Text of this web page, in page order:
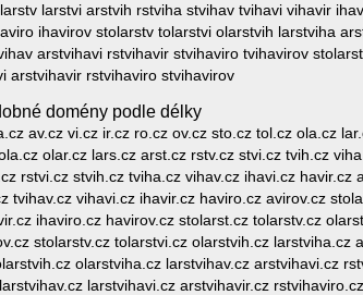
larstvi arstvih rstviha stvihav tvihavi vihavir
ihavirov stolarstv tolarstvi olarstvih larstviha
arstvihavi rstvihavir stvihaviro tvihavirov
arstvihavir rstvihaviro stvihavirov
domény podle délky
av.cz vi.cz ir.cz ro.cz ov.cz sto.cz tol.cz ola.cz
olar.cz lars.cz arst.cz rstv.cz stvi.cz tvih.cz
rstvi.cz stvih.cz tviha.cz vihav.cz ihavi.cz havir.cz
vihavi.cz ihavir.cz haviro.cz avirov.cz
ihaviro.cz havirov.cz stolarst.cz tolarstv.cz
stolarstv.cz tolarstvi.cz olarstvih.cz larstviha.cz
olarstviha.cz larstvihav.cz arstvihavi.cz
larstvihavi.cz arstvihavir.cz